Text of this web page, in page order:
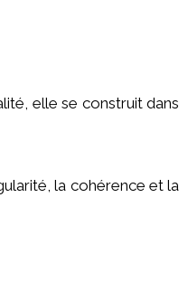
elle se construit dans
la cohérence et la